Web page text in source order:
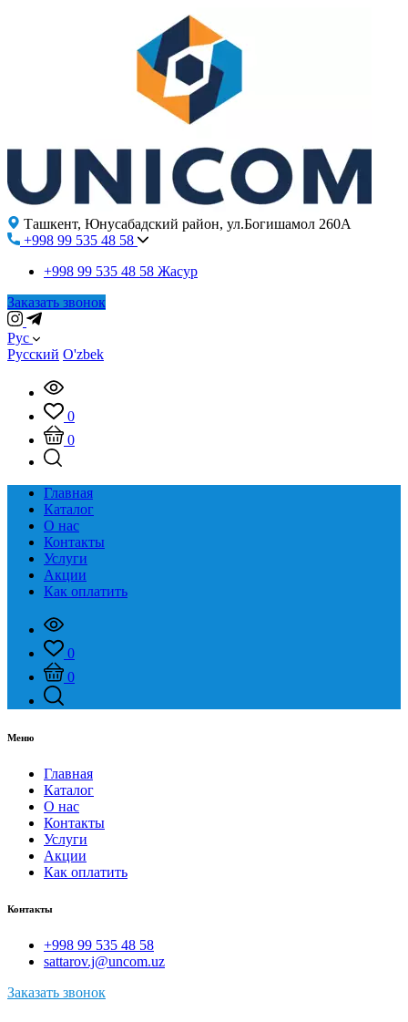
Ташкент, Юнусабадский район, ул.Богишамол 260А
+998 99 535 48 58
+998 99 535 48 58 Жасур
Заказать звонок
Рус
Русский O'zbek
0
0
Главная
Каталог
О нас
Контакты
Услуги
Акции
Как оплатить
0
0
Меню
Главная
Каталог
О нас
Контакты
Услуги
Акции
Как оплатить
Контакты
+998 99 535 48 58
sattarov.j@uncom.uz
Заказать звонок